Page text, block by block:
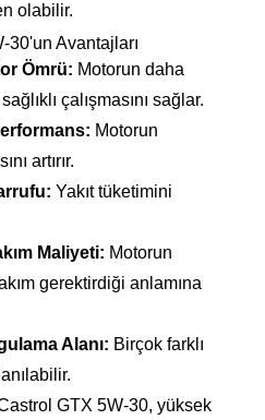
olabilir.
30'un Avantajları
Ömrü: Motorun daha
çalışmasını sağlar.
Motorun
artırır.
Yakıt tüketimini
Maliyeti: Motorun
gerektirdiği anlamına
Alanı: Birçok farklı
GTX 5W-30, yüksek